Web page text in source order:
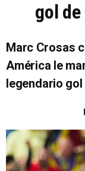
gol
Marc Crosas
América le
legendario gol